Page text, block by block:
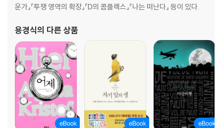
운가』『투쟁 영역의 확장』『D의 콤플렉스』『나는 떠난다』 등이 있다.
용경식의 다른 상품